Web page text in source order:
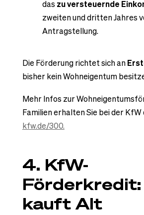
das zu versteuernde
zweiten und dritten Jahres
Antragstellung.
Die Förderung richtet sich an
bisher kein Wohneigentum
Mehr Infos zur
Familien erhalten Sie bei der
kfw.de/300.
4. KfW-
Förderkredit:
kauft Alt